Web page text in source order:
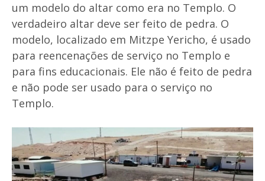
um modelo do altar como era no Templo. O
verdadeiro altar deve ser feito de pedra. O
modelo, localizado em Mitzpe Yericho, é usado
para reencenações de serviço no Templo e
para fins educacionais. Ele não é feito de pedra
e não pode ser usado para o serviço no
Templo.